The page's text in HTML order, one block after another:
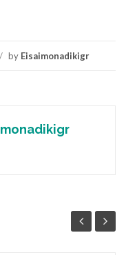
/ by Eisaimonadikigr